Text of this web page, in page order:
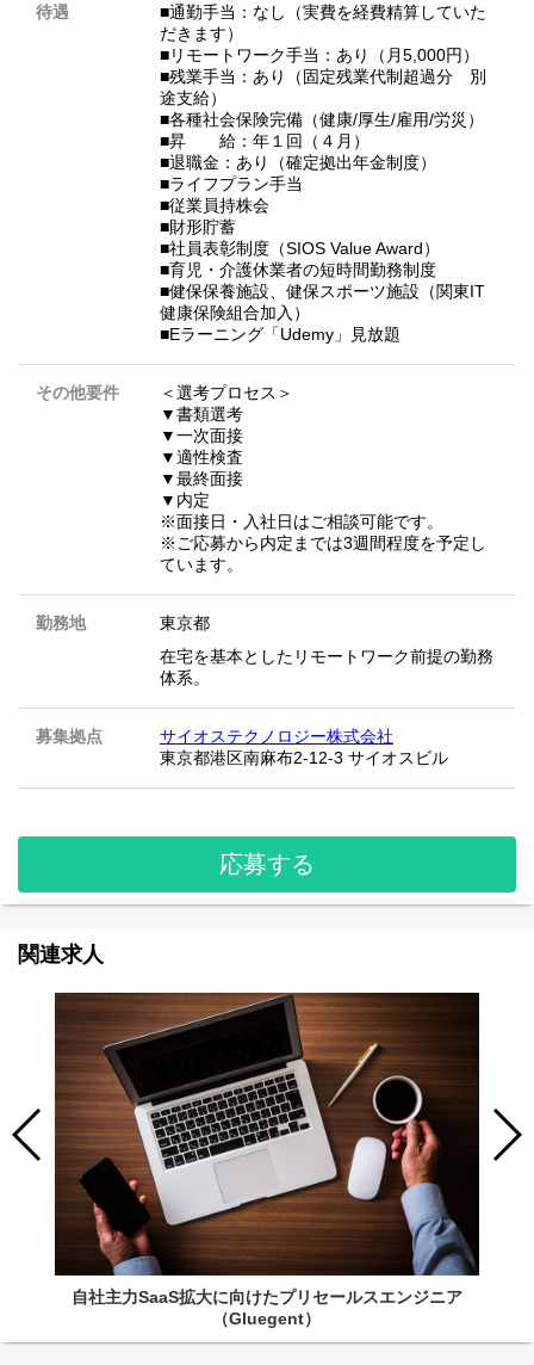
待遇
■通勤手当：なし（実費を経費精算していた
だきます）
■リモートワーク手当：あり（月5,000円）
■残業手当：あり（固定残業代制超過分 別
途支給）
■各種社会保険完備（健康/厚生/雇用/労災）
■昇 給：年１回（４月）
■退職金：あり（確定拠出年金制度）
■ライフプラン手当
■従業員持株会
■財形貯蓄
■社員表彰制度（SIOS Value Award）
■育児・介護休業者の短時間勤務制度
■健保保養施設、健保スポーツ施設（関東IT
健康保険組合加入）
■Eラーニング「Udemy」見放題
その他要件
＜選考プロセス＞
▼書類選考
▼一次面接
▼適性検査
▼最終面接
▼内定
※面接日・入社日はご相談可能です。
※ご応募から内定までは3週間程度を予定し
ています。
勤務地
東京都
在宅を基本としたリモートワーク前提の勤務
体系。
募集拠点
サイオステクノロジー株式会社
東京都港区南麻布2-12-3 サイオスビル
応募する
関連求人
自社主力SaaS拡大に向けたプリセールスエンジニア
（Gluegent）